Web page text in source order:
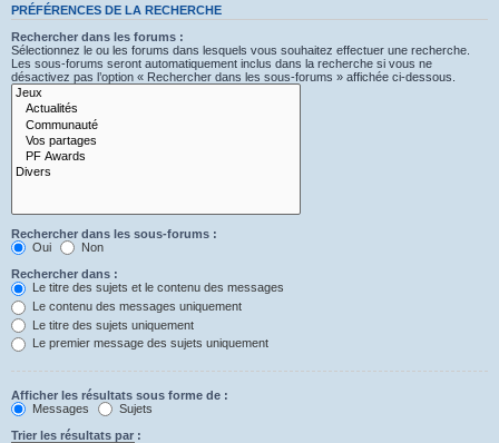
PRÉFÉRENCES DE LA RECHERCHE
Rechercher dans les forums :
Sélectionnez le ou les forums dans lesquels vous souhaitez effectuer une recherche.
Les sous-forums seront automatiquement inclus dans la recherche si vous ne
désactivez pas l’option « Rechercher dans les sous-forums » affichée ci-dessous.
Rechercher dans les sous-forums :
Oui
Non
Rechercher dans :
Le titre des sujets et le contenu des messages
Le contenu des messages uniquement
Le titre des sujets uniquement
Le premier message des sujets uniquement
Afficher les résultats sous forme de :
Messages
Sujets
Trier les résultats par :